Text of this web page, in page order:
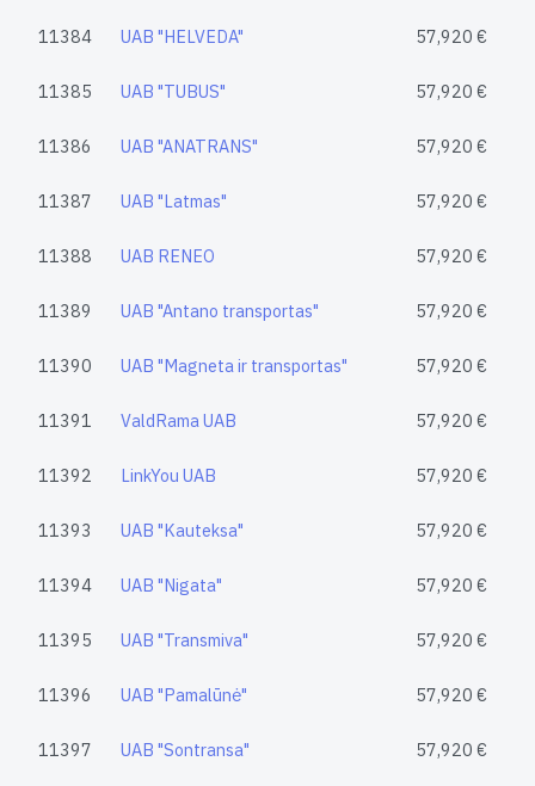
11384 UAB "HELVEDA" 57,920 €
11385 UAB "TUBUS" 57,920 €
11386 UAB "ANATRANS" 57,920 €
11387 UAB "Latmas" 57,920 €
11388 UAB RENEO 57,920 €
11389 UAB "Antano transportas" 57,920 €
11390 UAB "Magneta ir transportas" 57,920 €
11391 ValdRama UAB 57,920 €
11392 LinkYou UAB 57,920 €
11393 UAB "Kauteksa" 57,920 €
11394 UAB "Nigata" 57,920 €
11395 UAB "Transmiva" 57,920 €
11396 UAB "Pamalūnė" 57,920 €
11397 UAB "Sontransa" 57,920 €